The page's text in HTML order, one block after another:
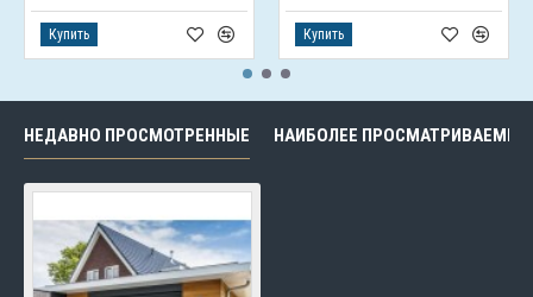
Купить Купить
НЕДАВНО ПРОСМОТРЕННЫЕ НАИБОЛЕЕ ПРОСМАТРИВАЕМЫЕ